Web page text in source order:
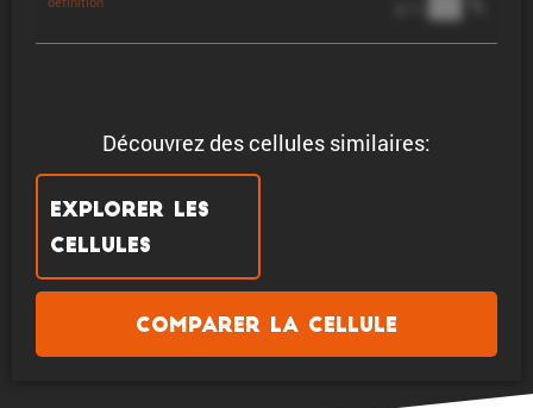
Découvrez des cellules similaires:
Explorer les
cellules
Comparer la cellule